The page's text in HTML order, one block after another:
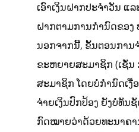
ເອົາເງິນຝາກປະຈໍາວັນ ແ
ຝາກຕາມການກໍານົດຂອງ
ນອກຈາກນີ້, ຂັ້ນຕອນການ
ຂະຫຍາຍສະມາຊິກ (ເຊັ່ນ
ສະມາຊິກ ໂດຍບໍ່ກຳນົດເງື່
ຈ່າຍເງິນປົກປ້ອງ ຍັງບໍ່ທັນ
ກົດໝາຍວ່າດ້ວຍທະນາຄາ